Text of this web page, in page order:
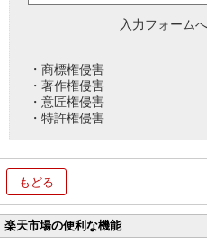
入力フォーム
・商標権侵害
・著作権侵害
・意匠権侵害
・特許権侵害
もどる
楽天市場の便利な機能